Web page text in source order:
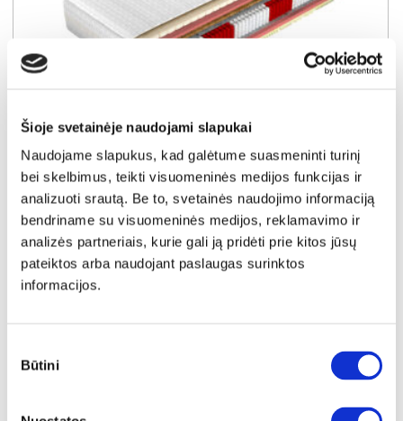
Šioje svetainėje naudojami slapukai
Naudojame slapukus, kad galėtume suasmeninti turinį
bei skelbimus, teikti visuomeninės medijos funkcijas ir
analizuoti srautą. Be to, svetainės naudojimo informaciją
bendriname su visuomeninės medijos, reklamavimo ir
analizės partneriais, kurie gali ją pridėti prie kitos jūsų
pateiktos arba naudojant paslaugas surinktos
informacijos.
pasirinkimas
Būtini
YRA SANDĖLYJE
COMFORT FULL 120x200x25 čiužinys (Susuktas)
25cm
349€